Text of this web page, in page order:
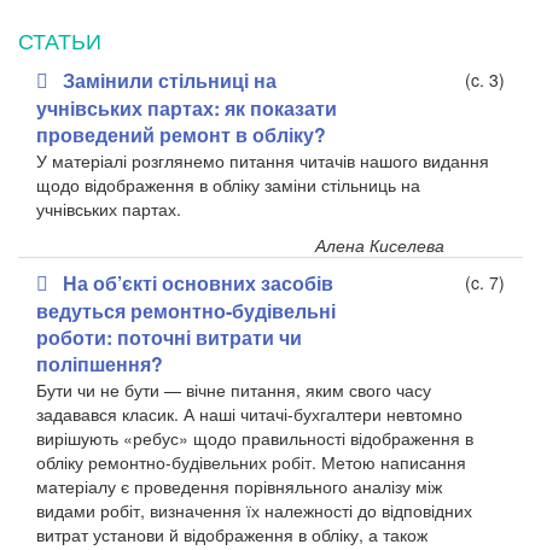
СТАТЬИ
Замінили стільниці на
учнівських партах: як показати
проведений ремонт в обліку?
(c. 3)
У матеріалі розглянемо питання читачів нашого видання
щодо відображення в обліку заміни стільниць на
учнівських партах.
Алена Киселева
На об’єкті основних засобів
ведуться ремонтно-будівельні
роботи: поточні витрати чи
поліпшення?
(c. 7)
Бути чи не бути — вічне питання, яким свого часу
задавався класик. А наші читачі-бухгалтери невтомно
вирішують «ребус» щодо правильності відображення в
обліку ремонтно-будівельних робіт. Метою написання
матеріалу є проведення порівняльного аналізу між
видами робіт, визначення їх належності до відповідних
витрат установи й відображення в обліку, а також